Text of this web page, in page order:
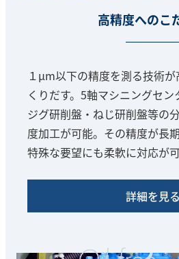
高精度へのこ
１μm以下の精度を測る技術
くりだす。5軸マシニングセン
ジグ研削盤・ねじ研削盤等の
度加工が可能。その精度が長
特殊な要望にも柔軟に対応が可
詳細を見る